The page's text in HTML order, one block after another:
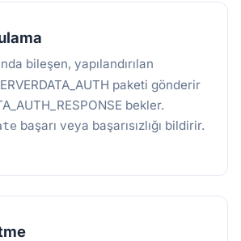
bileşen, yapılandırılan
paketi gönderir
bekler.
başarı veya başarısızlığı bildirir.